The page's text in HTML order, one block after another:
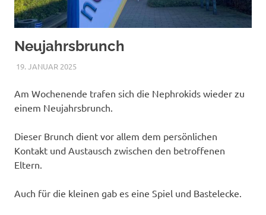
Neujahrsbrunch
19. JANUAR 2025NICOLE.BETH
ALLGEMEIN
Am Wochenende trafen sich die Nephrokids wieder zu
einem Neujahrsbrunch.
Dieser Brunch dient vor allem dem persönlichen
Kontakt und Austausch zwischen den betroffenen
Eltern.
Auch für die kleinen gab es eine Spiel und Bastelecke.